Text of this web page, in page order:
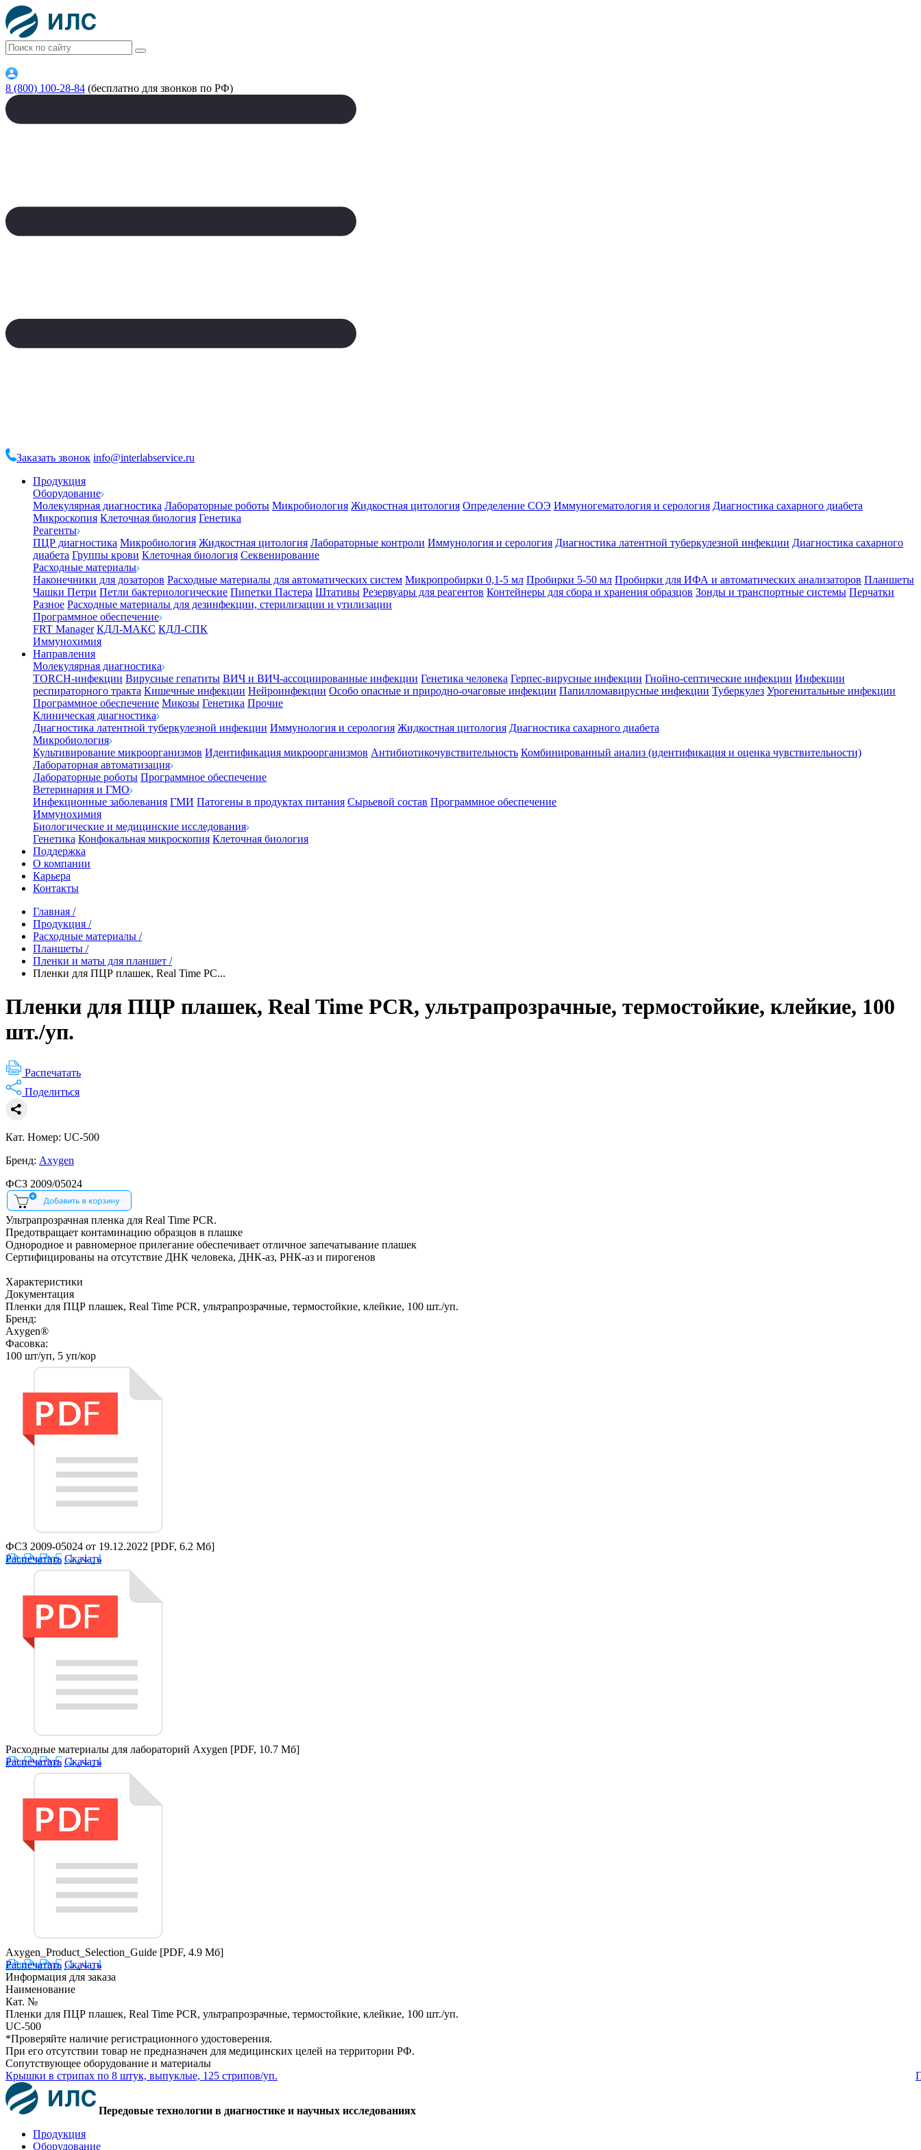
8 (800) 100-28-84 (бесплатно для звонков по РФ)
Заказать звонок info@interlabservice.ru
Продукция
Оборудование
Молекулярная диагностика Лабораторные роботы Микробиология Жидкостная цитология Определение СОЭ Иммуногематология и серология Диагностика сахарного диабета
Микроскопия Клеточная биология Генетика
Реагенты
ПЦР диагностика Микробиология Жидкостная цитология Лабораторные контроли Иммунология и серология Диагностика латентной туберкулезной инфекции Диагностика сахарного
диабета Группы крови Клеточная биология Секвенирование
Расходные материалы
Наконечники для дозаторов Расходные материалы для автоматических систем Микропробирки 0,1-5 мл Пробирки 5-50 мл Пробирки для ИФА и автоматических анализаторов Планшеты
Чашки Петри Петли бактериологические Пипетки Пастера Штативы Резервуары для реагентов Контейнеры для сбора и хранения образцов Зонды и транспортные системы Перчатки
Разное Расходные материалы для дезинфекции, стерилизации и утилизации
Программное обеспечение
FRT Manager КДЛ-МАКС КДЛ-СПК
Иммунохимия
Направления
Молекулярная диагностика
TORCH-инфекции Вирусные гепатиты ВИЧ и ВИЧ-ассоциированные инфекции Генетика человека Герпес-вирусные инфекции Гнойно-септические инфекции Инфекции
респираторного тракта Кишечные инфекции Нейроинфекции Особо опасные и природно-очаговые инфекции Папилломавирусные инфекции Туберкулез Урогенитальные инфекции
Программное обеспечение Микозы Генетика Прочие
Клиническая диагностика
Диагностика латентной туберкулезной инфекции Иммунология и серология Жидкостная цитология Диагностика сахарного диабета
Микробиология
Культивирование микроорганизмов Идентификация микроорганизмов Антибиотикочувствительность Комбинированный анализ (идентификация и оценка чувствительности)
Лабораторная автоматизация
Лабораторные роботы Программное обеспечение
Ветеринария и ГМО
Инфекционные заболевания ГМИ Патогены в продуктах питания Сырьевой состав Программное обеспечение
Иммунохимия
Биологические и медицинские исследования
Генетика Конфокальная микроскопия Клеточная биология
Поддержка
О компании
Карьера
Контакты
Главная /
Продукция /
Расходные материалы /
Планшеты /
Пленки и маты для планшет /
Пленки для ПЦР плашек, Real Time PC...
Пленки для ПЦР плашек, Real Time PCR, ультрапрозрачные, термостойкие, клейкие, 100
шт./уп.
Распечатать
Поделиться
Кат. Номер: UC-500
Бренд: Axygen
ФСЗ 2009/05024
Ультрапрозрачная пленка для Real Time PCR.
Предотвращает контаминацию образцов в плашке
Однородное и равномерное прилегание обеспечивает отличное запечатывание плашек
Сертифицированы на отсутствие ДНК человека, ДНК-аз, РНК-аз и пирогенов
Характеристики
Документация
Пленки для ПЦР плашек, Real Time PCR, ультрапрозрачные, термостойкие, клейкие, 100 шт./уп.
Бренд:
Axygen®
Фасовка:
100 шт/уп, 5 уп/кор
ФСЗ 2009-05024 от 19.12.2022 [PDF, 6.2 Мб]
Распечатать Скачать
Расходные материалы для лабораторий Axygen [PDF, 10.7 Мб]
Распечатать Скачать
Axygen_Product_Selection_Guide [PDF, 4.9 Мб]
Распечатать Скачать
Информация для заказа
Наименование
Кат. №
Пленки для ПЦР плашек, Real Time PCR, ультрапрозрачные, термостойкие, клейкие, 100 шт./уп.
UC-500
*Проверяйте наличие регистрационного удостоверения.
При его отсутствии товар не предназначен для медицинских целей на территории РФ.
Сопутствующее оборудование и материалы
Крышки в стрипах по 8 штук, выпуклые, 125 стрипов/уп.
Передовые технологии в диагностике и научных исследованиях
Продукция
Оборудование